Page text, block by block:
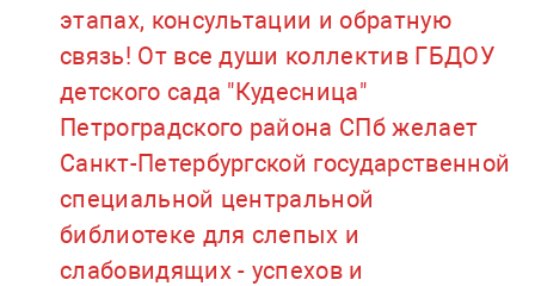
этапах, консультации и обратную
связь! От все души коллектив ГБДОУ
детского сада "Кудесница"
Петроградского района СПб желает
Санкт-Петербургской государственной
специальной центральной
библиотеке для слепых и
слабовидящих - успехов и